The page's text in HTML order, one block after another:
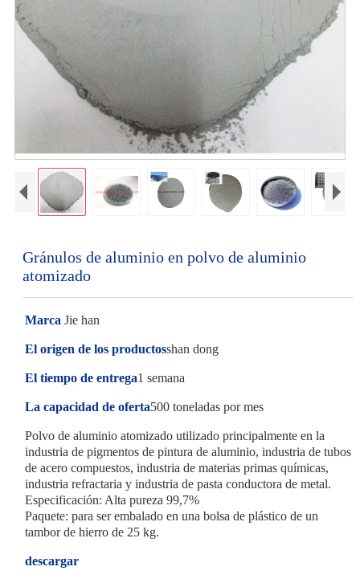
Gránulos de aluminio en polvo de aluminio
atomizado
Marca Jie han
El origen de los productosshan dong
El tiempo de entrega1 semana
La capacidad de oferta500 toneladas por mes
Polvo de aluminio atomizado utilizado principalmente en la
industria de pigmentos de pintura de aluminio, industria de tubos
de acero compuestos, industria de materias primas químicas,
industria refractaria y industria de pasta conductora de metal.
Especificación: Alta pureza 99,7%
Paquete: para ser embalado en una bolsa de plástico de un
tambor de hierro de 25 kg.
descargar